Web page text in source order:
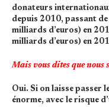
donateurs
depuis 2010, passant
milliards d’euros) en
milliards d’euros) en
Mais vous dites que
Oui. Si on laisse passer
énorme, avec le risque